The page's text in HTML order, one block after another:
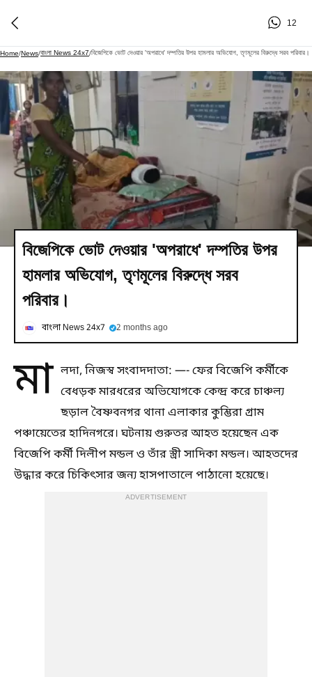
12
Home/News/বাংলা News 24x7/বিজেপিকে ভোট দেওয়ার 'অপরাধে' দম্পতির উপর হামলার অভিযোগ, তৃণমূলের বিরুদ্ধে সরব পরিবার।
বিজেপিকে ভোট দেওয়ার 'অপরাধে' দম্পতির উপর
হামলার অভিযোগ, তৃণমূলের বিরুদ্ধে সরব
পরিবার।
বাংলা News 24x7 2 months ago
মা লদা, নিজস্ব সংবাদদাতা: —- ফের বিজেপি কর্মীকে
বেধড়ক মারধরের অভিযোগকে কেন্দ্র করে চাঞ্চল্য
ছড়াল বৈষ্ণবনগর থানা এলাকার কুম্ভিরা গ্রাম
পঞ্চায়েতের হাদিনগরে। ঘটনায় গুরুতর আহত হয়েছেন এক
বিজেপি কর্মী দিলীপ মন্ডল ও তাঁর স্ত্রী সাদিকা মন্ডল। আহতদের
উদ্ধার করে চিকিৎসার জন্য হাসপাতালে পাঠানো হয়েছে।
ADVERTISEMENT